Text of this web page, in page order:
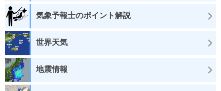
気象予報士のポイント解説
世界天気
地震情報